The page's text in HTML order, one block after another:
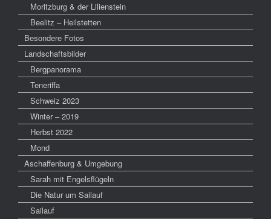
Moritzburg & der Lilienstein
Beelitz – Heilstetten
Besondere Fotos
Landschaftsbilder
Bergpanorama
Teneriffa
Schweiz 2023
Winter – 2019
Herbst 2022
Mond
Aschaffenburg & Umgebung
Sarah mit Engelsflügeln
Die Natur um Sailauf
Sailauf